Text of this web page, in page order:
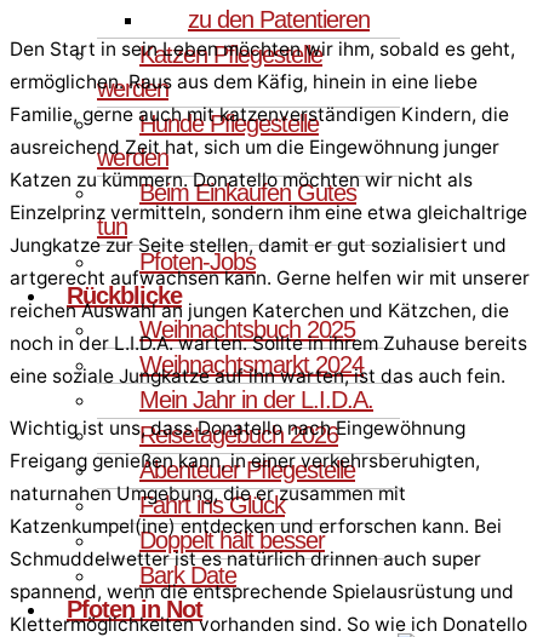
zu den Patentieren
Katzen Pflegestelle
werden
Hunde Pflegestelle
werden
Beim Einkaufen Gutes
tun
Pfoten-Jobs
Rückblicke
Weihnachtsbuch 2025
Weihnachtsmarkt 2024
Mein Jahr in der L.I.D.A.
Reisetagebuch 2026
Abenteuer Pflegestelle
Fahrt ins Glück
Doppelt hält besser
Bark Date
Pfoten in Not
Den Start in sein Leben möchten wir ihm, sobald es geht,
ermöglichen. Raus aus dem Käfig, hinein in eine liebe
Familie, gerne auch mit katzenverständigen Kindern, die
ausreichend Zeit hat, sich um die Eingewöhnung junger
Katzen zu kümmern. Donatello möchten wir nicht als
Einzelprinz vermitteln, sondern ihm eine etwa gleichaltrige
Jungkatze zur Seite stellen, damit er gut sozialisiert und
artgerecht aufwachsen kann. Gerne helfen wir mit unserer
reichen Auswahl an jungen Katerchen und Kätzchen, die
noch in der L.I.D.A. warten. Sollte in ihrem Zuhause bereits
eine soziale Jungkatze auf ihn warten, ist das auch fein.
Wichtig ist uns, dass Donatello nach Eingewöhnung
Freigang genießen kann, in einer verkehrsberuhigten,
naturnahen Umgebung, die er zusammen mit
Katzenkumpel(ine) entdecken und erforschen kann. Bei
Schmuddelwetter ist es natürlich drinnen auch super
spannend, wenn die entsprechende Spielausrüstung und
Klettermöglichkeiten vorhanden sind. So wie ich Donatello